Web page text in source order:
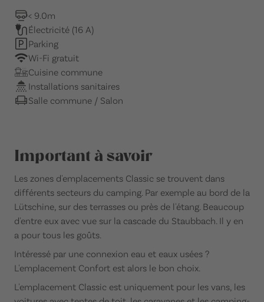
< 9.0m
Électricité (16 A)
Parking
Wi-Fi gratuit
Cuisine commune
Installations sanitaires
Salle commune / Salon
Important à savoir
Les zones d'emplacements Classic se trouvent dans
différents secteurs du camping. Par exemple au bord de la
Lütschine, sur des terrasses ou près de l'étang. Beaucoup
d'entre eux avec vue sur la cascade du Staubbach. Il y en
a pour tous les goûts.
Intéressé par une connexion eau et eaux usées ?
L'emplacement Confort est alors le bon choix.
L'emplacement Classic est uniquement pour les vans, les